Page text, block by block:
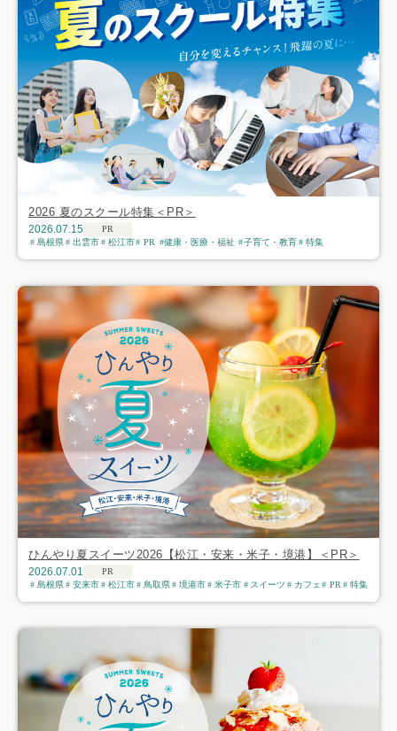
2026 夏のスクール特集＜PR＞
2026.07.15
PR
島根県
出雲市 松江市 PR 健康・医療・福祉 子育て・教育 特集
ひんやり夏スイーツ2026【松江・安来・米子・境港】＜PR＞
2026.07.01
PR
島根県
安来市 松江市 鳥取県 境港市 米子市 スイーツ カフェ PR 特集